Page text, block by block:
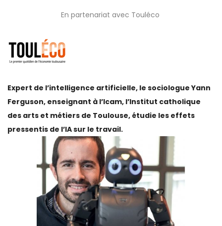
En partenariat avec Touléco
Expert de l’intelligence artificielle, le sociologue Yann
Ferguson, enseignant à l’Icam, l’Institut catholique
des arts et métiers de Toulouse, étudie les effets
pressentis de l’IA sur le travail.